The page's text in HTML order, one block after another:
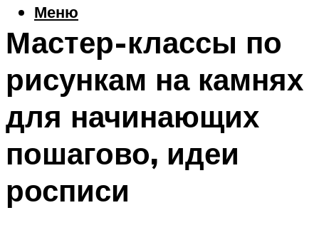
Меню
Мастер-классы по
рисункам на камнях
для начинающих
пошагово, идеи
росписи